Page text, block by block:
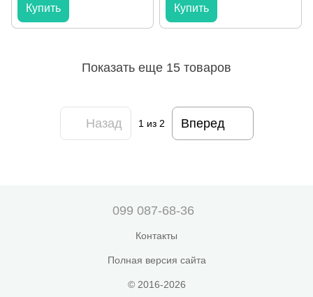
Купить Купить
Показать еще 15 товаров
Назад 1из 2 Вперед
099 087-68-36
Контакты
Полная версия сайта
© 2016-2026